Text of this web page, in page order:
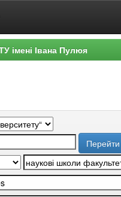
імені Івана Пулюя